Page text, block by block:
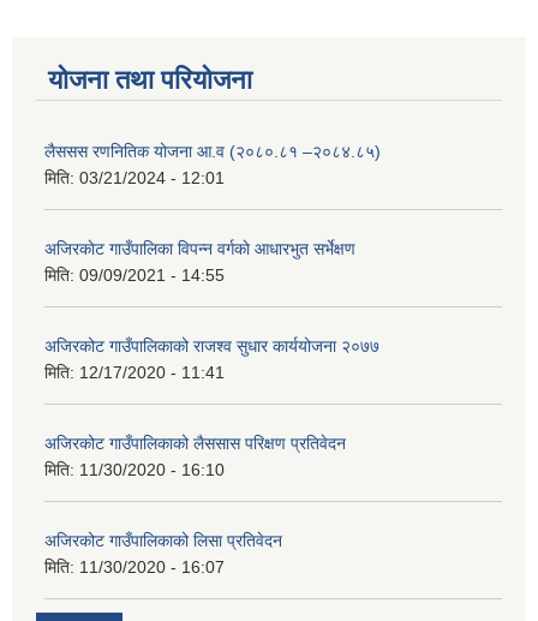
योजना तथा परियोजना
लैससस रणनितिक योजना आ.व (२०८०.८१ –२०८४.८५)
मिति: 03/21/2024 - 12:01
अजिरकाेट गाउँपालिका विपन्न वर्गकाे आधारभुत सर्भेक्षण
मिति: 09/09/2021 - 14:55
अजिरकोट गाउँपालिकाको राजश्व सुधार कार्ययोजना २०७७
मिति: 12/17/2020 - 11:41
अजिरकोट गाउँपालिकाको लैससास परिक्षण प्रतिवेदन
मिति: 11/30/2020 - 16:10
अजिरकोट गाउँपालिकाको लिसा प्रतिवेदन
मिति: 11/30/2020 - 16:07